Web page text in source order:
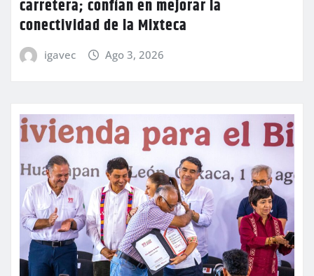
carretera; confían en mejorar la
conectividad de la Mixteca
igavec Ago 3, 2026